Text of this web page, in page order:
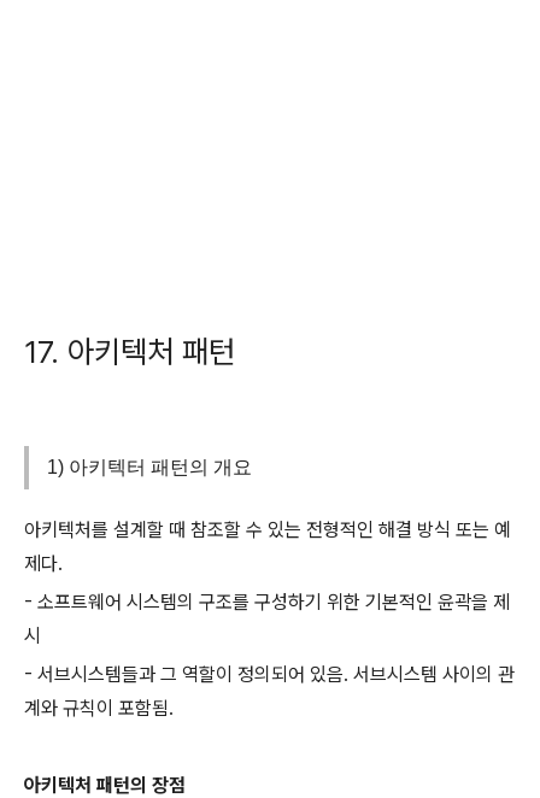
17. 아키텍처 패턴
1) 아키텍터 패턴의 개요
아키텍처를 설계할 때 참조할 수 있는 전형적인 해결 방식 또는 예
제다.
- 소프트웨어 시스템의 구조를 구성하기 위한 기본적인 윤곽을 제
시
- 서브시스템들과 그 역할이 정의되어 있음. 서브시스템 사이의 관
계와 규칙이 포함됨.
아키텍처 패턴의 장점